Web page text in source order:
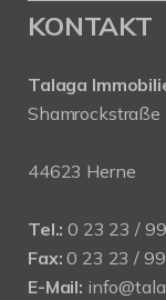
KONTAKT
Talaga
Shamrockstraße
44623 Herne
Tel.: 0 23 23 /
Fax: 0 23 23 /
E-Mail: